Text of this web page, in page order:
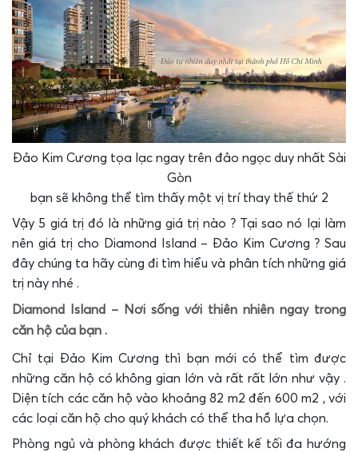
Đảo Kim Cương tọa lạc ngay trên đảo ngọc duy nhất Sài
Gòn
bạn sẽ không thể tìm thấy một vị trí thay thế thứ 2
Vậy 5 giá trị đó là những giá trị nào ? Tại sao nó lại làm
nên giá trị cho Diamond Island – Đảo Kim Cương ? Sau
đây chúng ta hãy cùng đi tìm hiểu và phân tích những giá
trị này nhé .
Diamond Island – Nơi sống với thiên nhiên ngay trong
căn hộ của bạn .
Chỉ tại Đảo Kim Cương thì bạn mới có thể tìm được
những căn hộ có không gian lớn và rất rất lớn như vậy .
Diện tích các căn hộ vào khoảng 82 m2 đến 600 m2 , với
các loại căn hộ cho quý khách có thể tha hồ lựa chọn.
Phòng ngủ và phòng khách được thiết kế tối đa hướng